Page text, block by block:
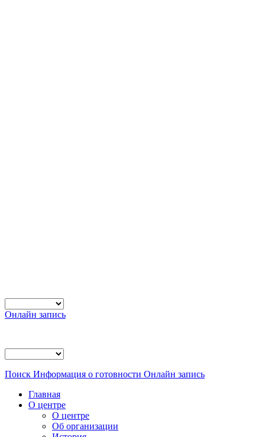
Онлайн запись
Поиск Информация о готовности Онлайн запись
Главная
О центре
О центре
Об организации